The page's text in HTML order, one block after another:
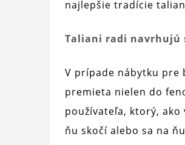
najlepšie tradície
Taliani radi navrhujú
V prípade nábytku pre
premieta nielen do
používateľa, ktorý,
ňu skočí alebo sa na